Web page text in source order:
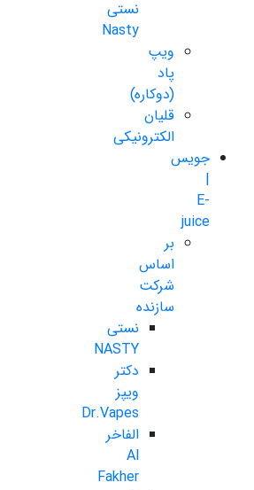
نستی
Nasty
ویپ
پاد
(دوکاره)
قلیان
الکترونیکی
جویس
|
E-
juice
بر
اساس
شرکت
سازنده
نستی
NASTY
دکتر
ویپز
Dr.Vapes
الفاخر
Al
Fakher